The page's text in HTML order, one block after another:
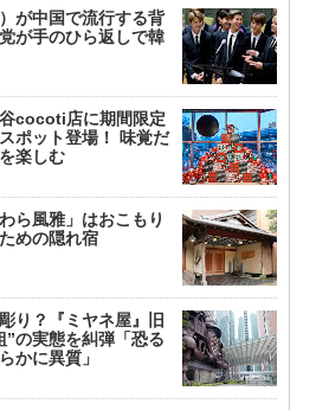
が中国で流行する背
が手のひら返しで韓
cocoti店に期間限定
ポット登場！ 味覚だ
楽しむ
ら風雅」はおこもり
めの隠れ宿
り？『ミヤネ屋』旧
”の実態を糾弾「恐る
かに異質」